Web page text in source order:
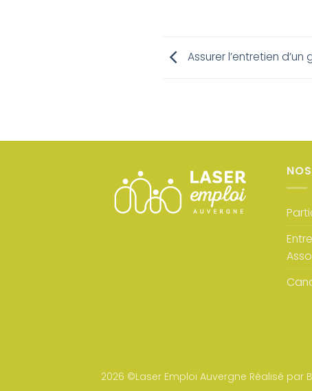
Assurer l’entretien
2026 ©Laser Emploi Auvergne Réalisé par